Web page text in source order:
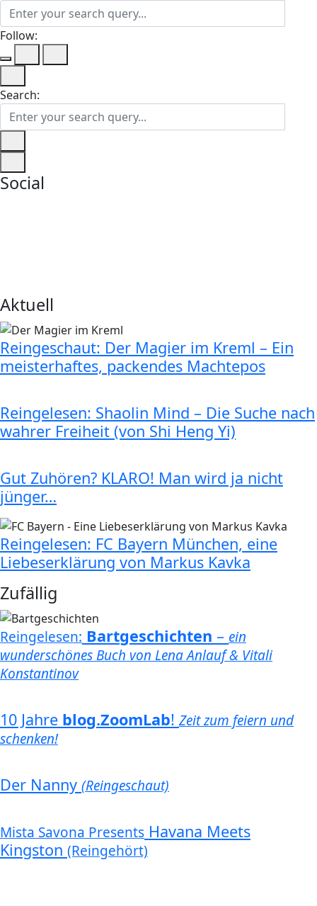
Follow:
Search:
Social
Aktuell
Reingeschaut: Der Magier im Kreml – Ein
meisterhaftes, packendes Machtepos
Reingelesen: Shaolin Mind – Die Suche nach
wahrer Freiheit (von Shi Heng Yi)
Gut Zuhören? KLARO! Man wird ja nicht
jünger…
Reingelesen: FC Bayern München, eine
Liebeserklärung von Markus Kavka
Zufällig
Reingelesen: Bartgeschichten – ein
wunderschönes Buch von Lena Anlauf & Vitali
Konstantinov
10 Jahre blog.ZoomLab! Zeit zum feiern und
schenken!
Der Nanny (Reingeschaut)
Mista Savona Presents Havana Meets
Kingston (Reingehört)